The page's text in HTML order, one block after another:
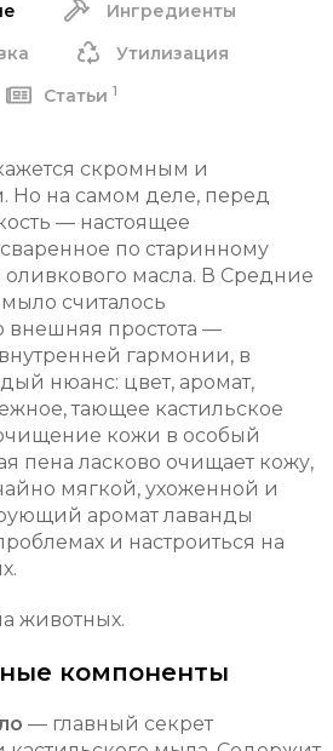
Ингредиенты
Утилизация
Статьи 1
скромным и
на самом деле, перед
— настоящее
по старинному
оливкового масла. В Средние
считалось
внешняя простота —
гармонии, в
нюанс: цвет, аромат,
тающее кастильское
кожи в особый
пена ласково очищает кожу,
мягкой, ухоженной и
аромат лаванды
и настроиться на
животных.
компоненты
— главный секрет